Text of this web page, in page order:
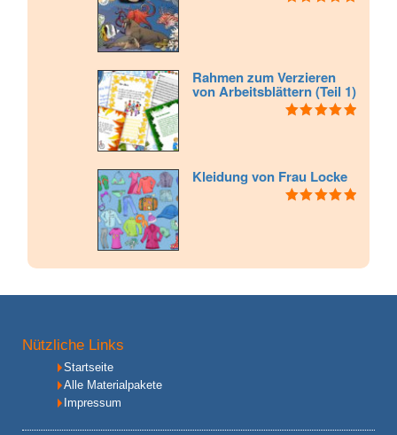
Rahmen zum Verzieren
von Arbeitsblättern (Teil 1)
Kleidung von Frau Locke
Nützliche Links
Startseite
Alle Materialpakete
Impressum